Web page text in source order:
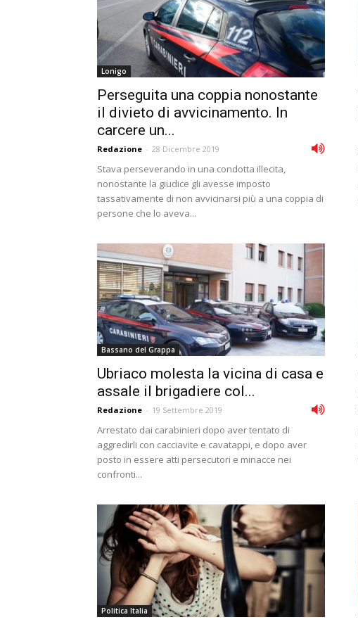
Lonigo
Perseguita una coppia nonostante
il divieto di avvicinamento. In
carcere un...
Redazione - 28 Dicembre 2019
Stava perseverando in una condotta illecita,
nonostante la giudice gli avesse imposto
tassativamente di non avvicinarsi più a una coppia di
persone che lo aveva...
Bassano del Grappa
Ubriaco molesta la vicina di casa e
assale il brigadiere col...
Redazione - 19 Settembre 2019
Arrestato dai carabinieri dopo aver tentato di
aggredirli con cacciavite e cavatappi, e dopo aver
posto in essere atti persecutori e minacce nei
confronti...
Politica Italia